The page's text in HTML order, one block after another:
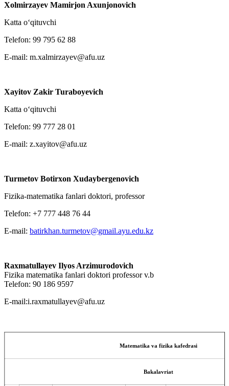
Xolmirzayev Mamirjon Axunjonovich
Katta o‘qituvchi
Telefon: 99 795 62 88
E-mail: m.xalmirzayev@afu.uz
Xayitov Zakir Turaboyevich
Katta o‘qituvchi
Telefon: 99 777 28 01
E-mail: z.xayitov@afu.uz
Turmetov Botirxon Xudaybergenovich
Fizika-matematika fanlari doktori, professor
Telefon: +7 777 448 76 44
E-mail: batirkhan.turmetov@gmail.ayu.edu.kz
Raxmatullayev Ilyos Arzimurodovich
Fizika matematika fanlari doktori professor v.b
Telefon: 90 186 9597
E-mail:i.raxmatullayev@afu.uz
Matematika va fizika kafedrasi
Bakalavriat